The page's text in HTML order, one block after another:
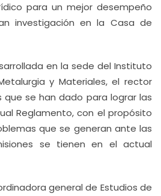
para un mejor desempeño
investigación en la Casa de
en la sede del Instituto
y Materiales, el rector
que se han dado para lograr las
Reglamento, con el propósito
que se generan ante las
se tienen en el actual
general de Estudios de